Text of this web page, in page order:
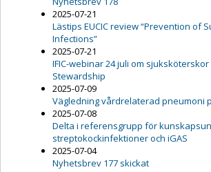
2025-07-21
Lästips EUCIC review “Prevention of
Infections”
2025-07-21
IFIC-webinar 24 juli om
Stewardship
2025-07-09
Vägledning vårdrelaterad pneumoni
2025-07-08
Delta i referensgrupp för
streptokockinfektioner och iGAS
2025-07-04
Nyhetsbrev 177 skickat